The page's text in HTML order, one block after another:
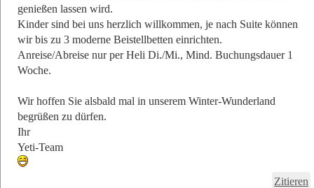
genießen lassen wird.
Kinder sind bei uns herzlich willkommen, je nach Suite können
wir bis zu 3 moderne Beistellbetten einrichten.
Anreise/Abreise nur per Heli Di./Mi., Mind. Buchungsdauer 1
Woche.
Wir hoffen Sie alsbald mal in unserem Winter-Wunderland
begrüßen zu dürfen.
Ihr
Yeti-Team
Zitieren